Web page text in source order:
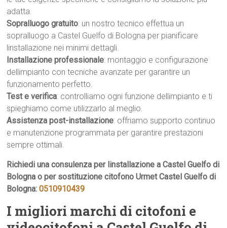
adatta.
Sopralluogo gratuito: un nostro tecnico effettua un
sopralluogo a Castel Guelfo di Bologna per pianificare
linstallazione nei minimi dettagli.
Installazione professionale: montaggio e configurazione
dellimpianto con tecniche avanzate per garantire un
funzionamento perfetto.
Test e verifica: controlliamo ogni funzione dellimpianto e ti
spieghiamo come utilizzarlo al meglio.
Assistenza post-installazione: offriamo supporto continuo
e manutenzione programmata per garantire prestazioni
sempre ottimali.
Richiedi una consulenza per linstallazione a Castel Guelfo di
Bologna o per sostituzione citofono Urmet Castel Guelfo di
Bologna: 0510910439
I migliori marchi di citofoni e